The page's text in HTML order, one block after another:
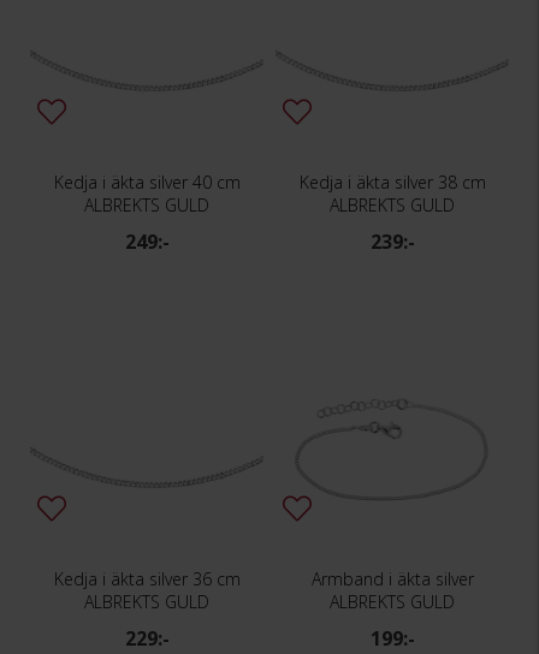
Kedja i äkta silver 40 cm
ALBREKTS GULD
249:-
Kedja i äkta silver 38 cm
ALBREKTS GULD
239:-
Kedja i äkta silver 36 cm
ALBREKTS GULD
229:-
Armband i äkta silver
ALBREKTS GULD
199:-